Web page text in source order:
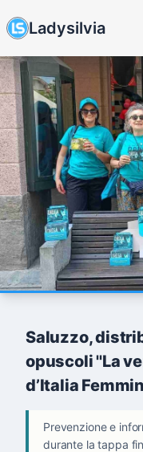
Ladysilvia
Saluzzo,
opuscoli ''La
d’Italia
Prevenzione e
durante la tappa